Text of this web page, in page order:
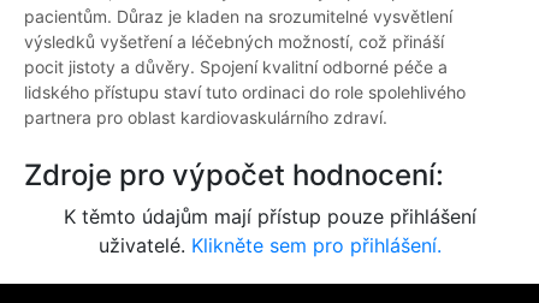
pacientům. Důraz je kladen na srozumitelné vysvětlení
výsledků vyšetření a léčebných možností, což přináší
pocit jistoty a důvěry. Spojení kvalitní odborné péče a
lidského přístupu staví tuto ordinaci do role spolehlivého
partnera pro oblast kardiovaskulárního zdraví.
Zdroje pro výpočet hodnocení:
K těmto údajům mají přístup pouze přihlášení
uživatelé. Klikněte sem pro přihlášení.